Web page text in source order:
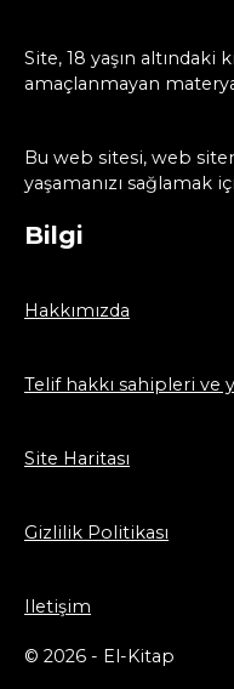
Site, 18 yaşın
amaçlanmayan
Bu web sitesi, web
yaşamanızı sağlamak
Bilgi
Hakkımızda
Telif hakkı sahipleri ve
Site Haritası
Gizlilik Politikası
Iletişim
© 2026 - El-Kitap